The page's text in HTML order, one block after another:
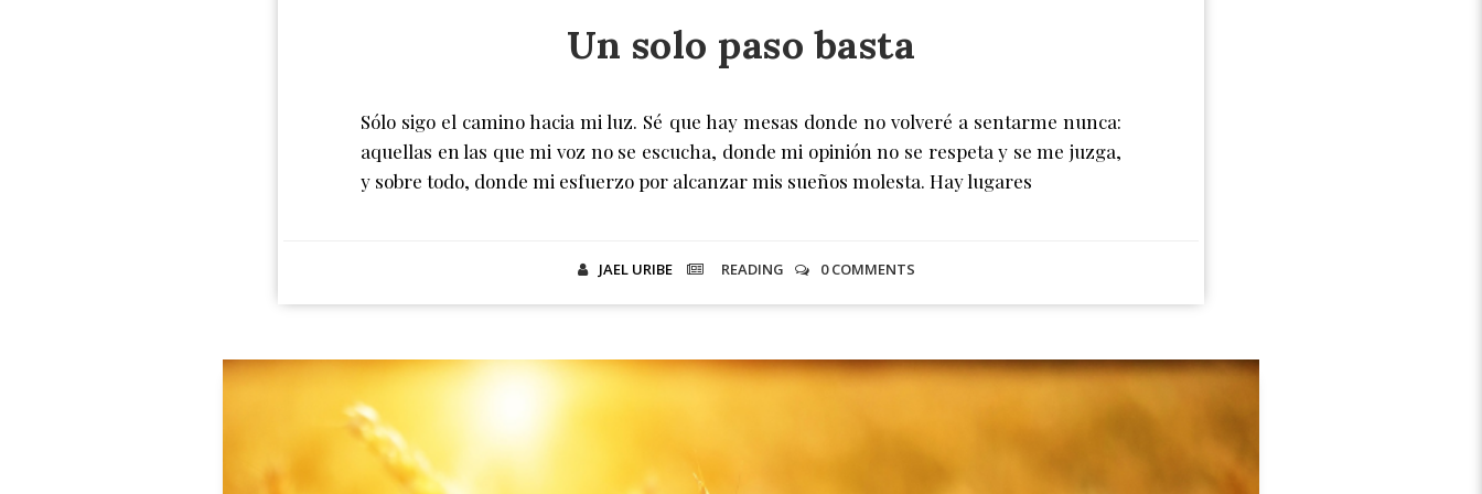
Un solo paso basta
Sólo sigo el camino hacia mi luz. Sé que hay mesas donde no volveré a sentarme nunca:
aquellas en las que mi voz no se escucha, donde mi opinión no se respeta y se me juzga,
y sobre todo, donde mi esfuerzo por alcanzar mis sueños molesta. Hay lugares
JAEL URIBE READING 0 COMMENTS